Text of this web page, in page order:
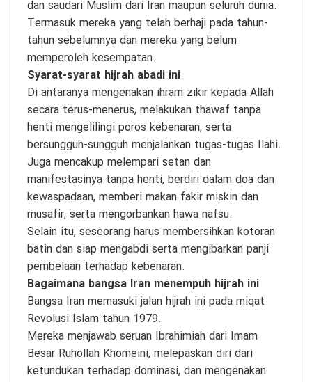
dan saudari Muslim dari Iran maupun seluruh dunia.
Termasuk mereka yang telah berhaji pada tahun-
tahun sebelumnya dan mereka yang belum
memperoleh kesempatan.
Syarat-syarat hijrah abadi ini
Di antaranya mengenakan ihram zikir kepada Allah
secara terus-menerus, melakukan thawaf tanpa
henti mengelilingi poros kebenaran, serta
bersungguh-sungguh menjalankan tugas-tugas Ilahi.
Juga mencakup melempari setan dan
manifestasinya tanpa henti, berdiri dalam doa dan
kewaspadaan, memberi makan fakir miskin dan
musafir, serta mengorbankan hawa nafsu.
Selain itu, seseorang harus membersihkan kotoran
batin dan siap mengabdi serta mengibarkan panji
pembelaan terhadap kebenaran.
Bagaimana bangsa Iran menempuh hijrah ini
Bangsa Iran memasuki jalan hijrah ini pada miqat
Revolusi Islam tahun 1979.
Mereka menjawab seruan Ibrahimiah dari Imam
Besar Ruhollah Khomeini, melepaskan diri dari
ketundukan terhadap dominasi, dan mengenakan